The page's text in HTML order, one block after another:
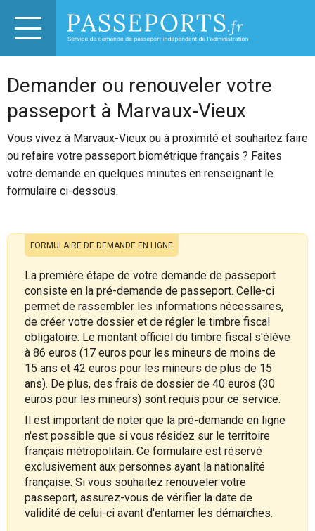
Demander ou renouveler votre
passeport à Marvaux-Vieux
Vous vivez à Marvaux-Vieux ou à proximité et souhaitez faire
ou refaire votre passeport biométrique français ? Faites
votre demande en quelques minutes en renseignant le
formulaire ci-dessous.
FORMULAIRE DE DEMANDE EN LIGNE
La première étape de votre demande de passeport
consiste en la pré-demande de passeport. Celle-ci
permet de rassembler les informations nécessaires,
de créer votre dossier et de régler le timbre fiscal
obligatoire. Le montant officiel du timbre fiscal s'élève
à 86 euros (17 euros pour les mineurs de moins de
15 ans et 42 euros pour les mineurs de plus de 15
ans). De plus, des frais de dossier de 40 euros (30
euros pour les mineurs) sont requis pour ce service.
Il est important de noter que la pré-demande en ligne
n'est possible que si vous résidez sur le territoire
français métropolitain. Ce formulaire est réservé
exclusivement aux personnes ayant la nationalité
française. Si vous souhaitez renouveler votre
passeport, assurez-vous de vérifier la date de
validité de celui-ci avant d'entamer les démarches.